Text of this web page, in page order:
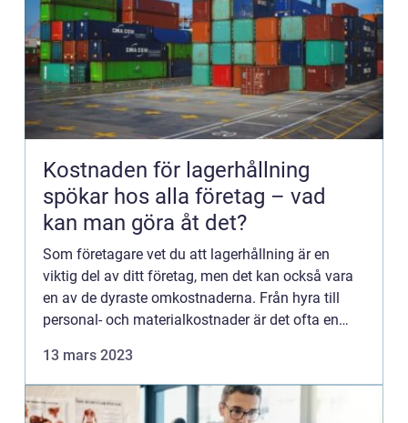
Kostnaden för lagerhållning
spökar hos alla företag – vad
kan man göra åt det?
Som företagare vet du att lagerhållning är en
viktig del av ditt företag, men det kan också vara
en av de dyraste omkostnaderna. Från hyra till
personal- och materialkostnader är det ofta en
13 mars 2023